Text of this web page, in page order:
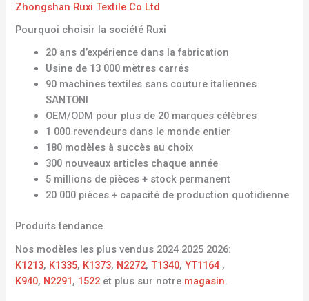
Zhongshan Ruxi Textile Co Ltd
Pourquoi choisir la société Ruxi
20 ans d’expérience dans la fabrication
Usine de 13 000 mètres carrés
90 machines textiles sans couture italiennes
SANTONI
OEM/ODM pour plus de 20 marques célèbres
1 000 revendeurs dans le monde entier
180 modèles à succès au choix
300 nouveaux articles chaque année
5 millions de pièces + stock permanent
20 000 pièces + capacité de production quotidienne
Produits tendance
Nos modèles les plus vendus 2024 2025 2026:
K1213, K1335, K1373, N2272,T1340,YT1164 ,
K940, N2291, 1522 et plus sur notre magasin.